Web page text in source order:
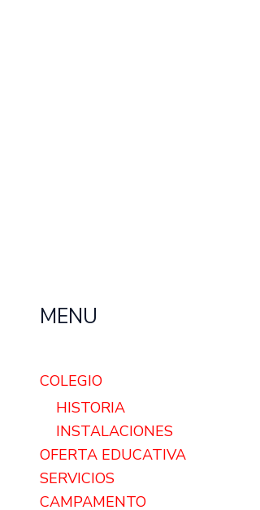
MENU
COLEGIO
HISTORIA
INSTALACIONES
OFERTA EDUCATIVA
SERVICIOS
CAMPAMENTO